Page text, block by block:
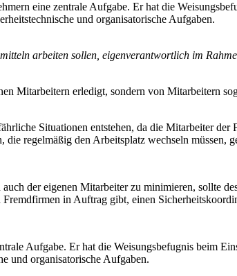
eine zentrale Aufgabe. Er hat die
und organisatorische Aufgaben.
arbeiten sollen, eigenverantwortlich im
Mitarbeitern erledigt, sondern von Mitarbeitern
Situationen entstehen, da die Mitarbeiter
regelmäßig den Arbeitsplatz wechseln müssen,
der eigenen Mitarbeiter zu minimieren, sollte
in Auftrag gibt, einen
Aufgabe. Er hat die Weisungsbefugnis beim
und organisatorische Aufgaben.